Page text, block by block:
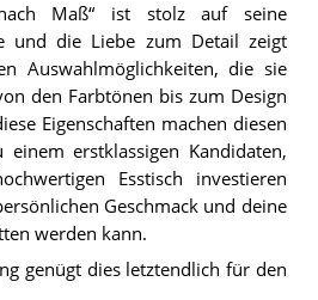
Maß“ ist stolz auf seine
und die Liebe zum Detail zeigt
Auswahlmöglichkeiten, die sie
den Farbtönen bis zum Design
Eigenschaften machen diesen
einem erstklassigen Kandidaten,
Esstisch investieren
Geschmack und deine
werden kann.
genügt dies letztendlich für den